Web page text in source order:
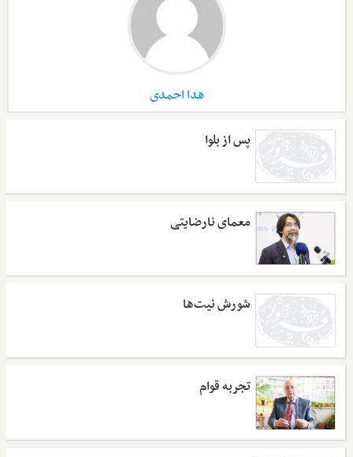
هدا احمدی
پس از بلوا
معمای نارضایتی
شورش نیت‌ها
تجربه قوام